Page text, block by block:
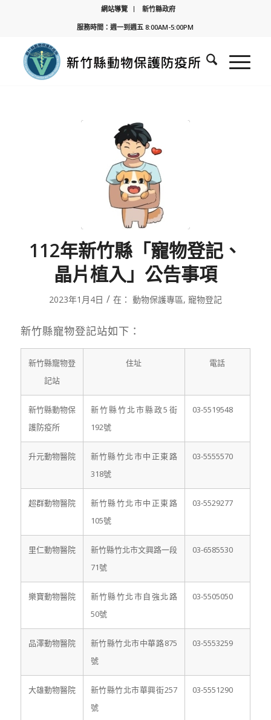
網站導覽
新竹縣政府
服務時間：週一到週五 8:00AM-5:00PM
112年新竹縣「寵物登記、
晶片植入」公告事項
2023年1月4日 / 在： 動物保護專區, 寵物登記
新竹縣寵物登記站如下：
新竹縣寵物登
記站
住址 電話
新竹縣動物保
護防疫所
新竹縣竹北市縣政5街
192號
03-5519548
升元動物醫院
新竹縣竹北市中正東路
318號
03-5555570
超群動物醫院
新竹縣竹北市中正東路
105號
03-5529277
里仁動物醫院
新竹縣竹北市文興路一段
71號
03-6585530
樂寶動物醫院
新竹縣竹北市自強北路
50號
03-5505050
品澤動物醫院
新竹縣竹北市中華路875
號
03-5553259
大雄動物醫院
新竹縣竹北市華興街257
號
03-5551290